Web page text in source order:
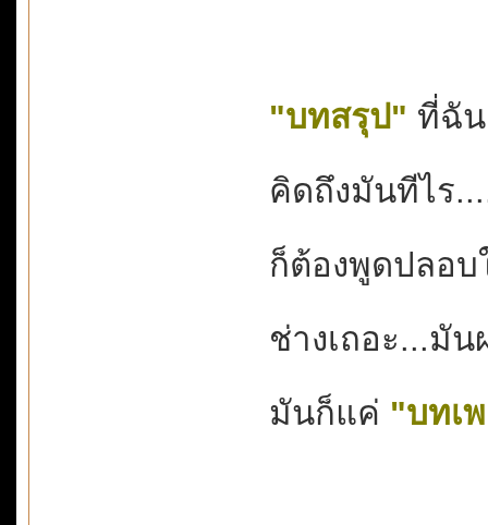
"บทสรุป" ที่ฉั
คิดถึงมันทีไร
ก็ต้องพูดปลอบ
ช่างเถอะ...มัน
มันก็แค่ "บทเ